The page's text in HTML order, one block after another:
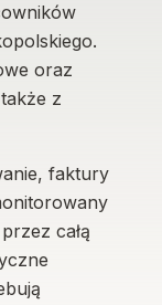
oraz
z
faktury
całą